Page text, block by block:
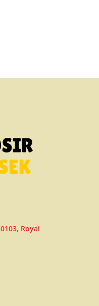
Royal